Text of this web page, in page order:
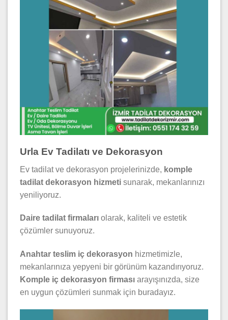
Urla Ev Tadilatı ve Dekorasyon
Ev tadilat ve dekorasyon projelerinizde, komple
tadilat dekorasyon hizmeti sunarak, mekanlarınızı
yeniliyoruz.
Daire tadilat firmaları olarak, kaliteli ve estetik
çözümler sunuyoruz.
Anahtar teslim iç dekorasyon hizmetimizle,
mekanlarınıza yepyeni bir görünüm kazandırıyoruz.
Komple iç dekorasyon firması arayışınızda, size
en uygun çözümleri sunmak için buradayız.